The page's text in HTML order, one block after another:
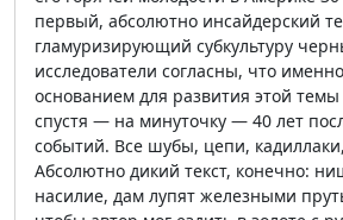
первый, абсолютно инсайдерский
гламуризирующий субкультуру
исследователи согласны, что
основанием для развития этой темы
спустя — на минуточку — 40 лет
событий. Все шубы, цепи,
Абсолютно дикий текст, конечно:
насилие, дам лупят железными